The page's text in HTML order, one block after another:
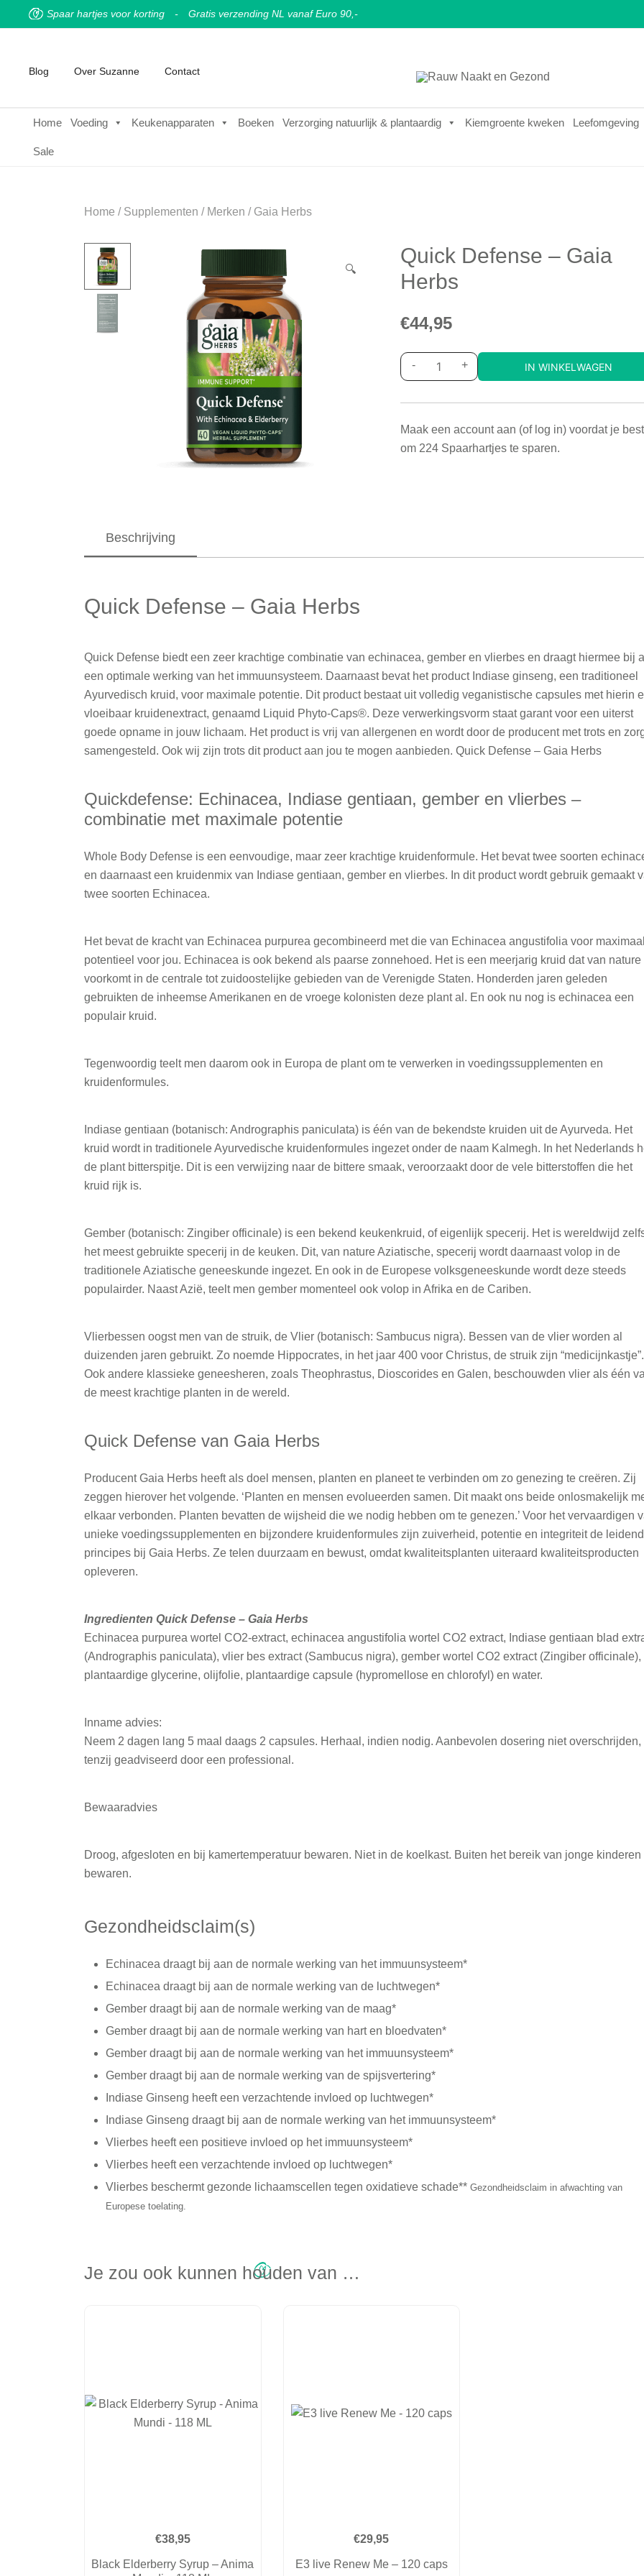
Spaar hartjes voor korting - Gratis verzending NL vanaf Euro 90,-
Blog Over Suzanne Contact
Home Voeding Keukenapparaten Boeken Verzorging natuurlijk & plantaardig Kiemgroente kweken Leefomgeving
Sale
Home / Supplementen / Merken / Gaia Herbs
🔍
Quick Defense – Gaia
Herbs
€44,95
- + IN WINKELWAGEN
Maak een account aan (of log in) voordat je
om 224 Spaarhartjes te sparen.
Beschrijving
Quick Defense – Gaia Herbs
Quick Defense biedt een zeer krachtige combinatie van echinacea, gember en vlierbes en draagt hiermee bij
een optimale werking van het immuunsysteem. Daarnaast bevat het product Indiase ginseng, een traditioneel
Ayurvedisch kruid, voor maximale potentie. Dit product bestaat uit volledig veganistische capsules met hierin
vloeibaar kruidenextract, genaamd Liquid Phyto-Caps®. Deze verwerkingsvorm staat garant voor een uiterst
goede opname in jouw lichaam. Het product is vrij van allergenen en wordt door de producent met trots en
samengesteld. Ook wij zijn trots dit product aan jou te mogen aanbieden. Quick Defense – Gaia Herbs
Quickdefense: Echinacea, Indiase gentiaan, gember en vlierbes –
combinatie met maximale potentie
Whole Body Defense is een eenvoudige, maar zeer krachtige kruidenformule. Het bevat twee soorten
en daarnaast een kruidenmix van Indiase gentiaan, gember en vlierbes. In dit product wordt gebruik gemaakt
twee soorten Echinacea.
Het bevat de kracht van Echinacea purpurea gecombineerd met die van Echinacea angustifolia voor
potentieel voor jou. Echinacea is ook bekend als paarse zonnehoed. Het is een meerjarig kruid dat van nature
voorkomt in de centrale tot zuidoostelijke gebieden van de Verenigde Staten. Honderden jaren geleden
gebruikten de inheemse Amerikanen en de vroege kolonisten deze plant al. En ook nu nog is echinacea een
populair kruid.
Tegenwoordig teelt men daarom ook in Europa de plant om te verwerken in voedingssupplementen en
kruidenformules.
Indiase gentiaan (botanisch: Andrographis paniculata) is één van de bekendste kruiden uit de Ayurveda. Het
kruid wordt in traditionele Ayurvedische kruidenformules ingezet onder de naam Kalmegh. In het Nederlands
de plant bitterspitje. Dit is een verwijzing naar de bittere smaak, veroorzaakt door de vele bitterstoffen die het
kruid rijk is.
Gember (botanisch: Zingiber officinale) is een bekend keukenkruid, of eigenlijk specerij. Het is wereldwijd
het meest gebruikte specerij in de keuken. Dit, van nature Aziatische, specerij wordt daarnaast volop in de
traditionele Aziatische geneeskunde ingezet. En ook in de Europese volksgeneeskunde wordt deze steeds
populairder. Naast Azië, teelt men gember momenteel ook volop in Afrika en de Cariben.
Vlierbessen oogst men van de struik, de Vlier (botanisch: Sambucus nigra). Bessen van de vlier worden al
duizenden jaren gebruikt. Zo noemde Hippocrates, in het jaar 400 voor Christus, de struik zijn “medicijnkastje”.
Ook andere klassieke geneesheren, zoals Theophrastus, Dioscorides en Galen, beschouwden vlier als één
de meest krachtige planten in de wereld.
Quick Defense van Gaia Herbs
Producent Gaia Herbs heeft als doel mensen, planten en planeet te verbinden om zo genezing te creëren. Zij
zeggen hierover het volgende. ‘Planten en mensen evolueerden samen. Dit maakt ons beide onlosmakelijk
elkaar verbonden. Planten bevatten de wijsheid die we nodig hebben om te genezen.’ Voor het vervaardigen
unieke voedingssupplementen en bijzondere kruidenformules zijn zuiverheid, potentie en integriteit de
principes bij Gaia Herbs. Ze telen duurzaam en bewust, omdat kwaliteitsplanten uiteraard kwaliteitsproducten
opleveren.
Ingredienten Quick Defense – Gaia Herbs
Echinacea purpurea wortel CO2-extract, echinacea angustifolia wortel CO2 extract, Indiase gentiaan blad
(Andrographis paniculata), vlier bes extract (Sambucus nigra), gember wortel CO2 extract (Zingiber officinale),
plantaardige glycerine, olijfolie, plantaardige capsule (hypromellose en chlorofyl) en water.
Inname advies:
Neem 2 dagen lang 5 maal daags 2 capsules. Herhaal, indien nodig. Aanbevolen dosering niet overschrijden,
tenzij geadviseerd door een professional.
Bewaaradvies
Droog, afgesloten en bij kamertemperatuur bewaren. Niet in de koelkast. Buiten het bereik van jonge kinderen
bewaren.
Gezondheidsclaim(s)
Echinacea draagt bij aan de normale werking van het immuunsysteem*
Echinacea draagt bij aan de normale werking van de luchtwegen*
Gember draagt bij aan de normale werking van de maag*
Gember draagt bij aan de normale werking van hart en bloedvaten*
Gember draagt bij aan de normale werking van het immuunsysteem*
Gember draagt bij aan de normale werking van de spijsvertering*
Indiase Ginseng heeft een verzachtende invloed op luchtwegen*
Indiase Ginseng draagt bij aan de normale werking van het immuunsysteem*
Vlierbes heeft een positieve invloed op het immuunsysteem*
Vlierbes heeft een verzachtende invloed op luchtwegen*
Vlierbes beschermt gezonde lichaamscellen tegen oxidatieve schade** Gezondheidsclaim in afwachting van
Europese toelating.
Je zou ook kunnen houden van …
€38,95
Black Elderberry Syrup – Anima
€29,95
E3 live Renew Me – 120 caps